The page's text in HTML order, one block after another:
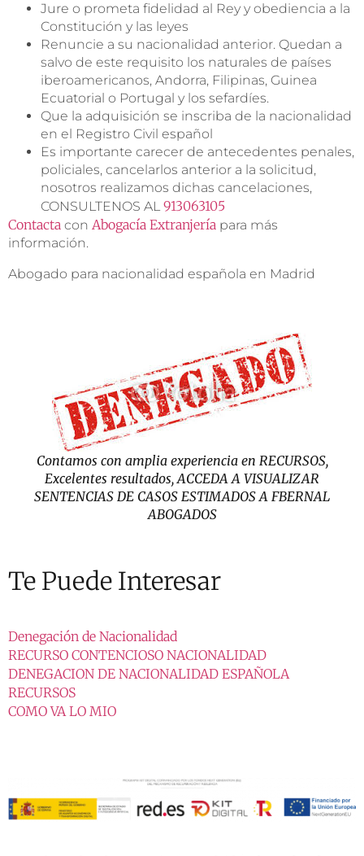
Jure o prometa fidelidad al Rey y obediencia a la
Constitución y las leyes
Renuncie a su nacionalidad anterior. Quedan a
salvo de este requisito los naturales de países
iberoamericanos, Andorra, Filipinas, Guinea
Ecuatorial o Portugal y los sefardíes.
Que la adquisición se inscriba de la nacionalidad
en el Registro Civil español
Es importante carecer de antecedentes penales,
policiales, cancelarlos anterior a la solicitud,
nosotros realizamos dichas cancelaciones,
CONSULTENOS AL913063105
Contacta con Abogacía Extranjería para más
información.
Abogado para nacionalidad española en Madrid
Contamos con amplia experiencia en RECURSOS,
Excelentes resultados, ACCEDA A VISUALIZAR
SENTENCIAS DE CASOS ESTIMADOS A FBERNAL
ABOGADOS
Te Puede Interesar
Denegación de Nacionalidad
RECURSO CONTENCIOSO NACIONALIDAD
DENEGACION DE NACIONALIDAD ESPAÑOLA
RECURSOS
COMO VA LO MIO